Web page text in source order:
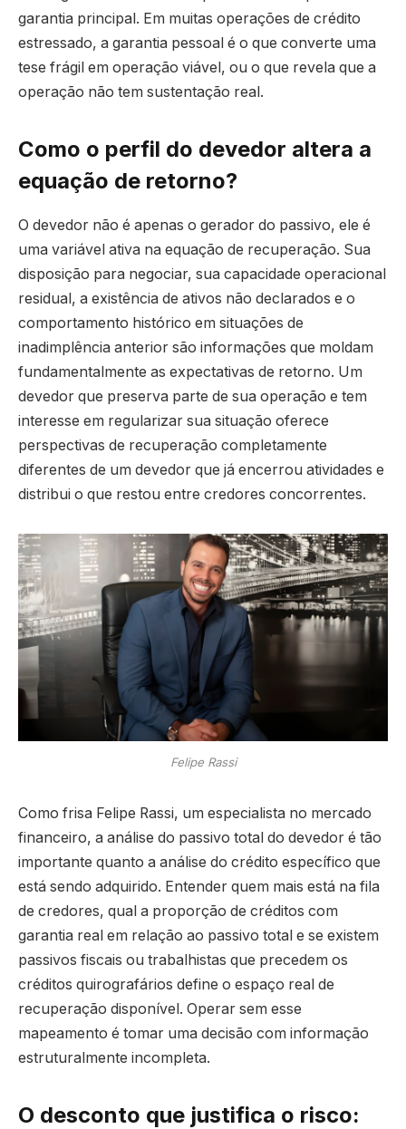
garantia principal. Em muitas operações de crédito
estressado, a garantia pessoal é o que converte uma
tese frágil em operação viável, ou o que revela que a
operação não tem sustentação real.
Como o perfil do devedor altera a
equação de retorno?
O devedor não é apenas o gerador do passivo, ele é
uma variável ativa na equação de recuperação. Sua
disposição para negociar, sua capacidade operacional
residual, a existência de ativos não declarados e o
comportamento histórico em situações de
inadimplência anterior são informações que moldam
fundamentalmente as expectativas de retorno. Um
devedor que preserva parte de sua operação e tem
interesse em regularizar sua situação oferece
perspectivas de recuperação completamente
diferentes de um devedor que já encerrou atividades e
distribui o que restou entre credores concorrentes.
Felipe Rassi
Como frisa Felipe Rassi, um especialista no mercado
financeiro, a análise do passivo total do devedor é tão
importante quanto a análise do crédito específico que
está sendo adquirido. Entender quem mais está na fila
de credores, qual a proporção de créditos com
garantia real em relação ao passivo total e se existem
passivos fiscais ou trabalhistas que precedem os
créditos quirografários define o espaço real de
recuperação disponível. Operar sem esse
mapeamento é tomar uma decisão com informação
estruturalmente incompleta.
O desconto que justifica o risco: